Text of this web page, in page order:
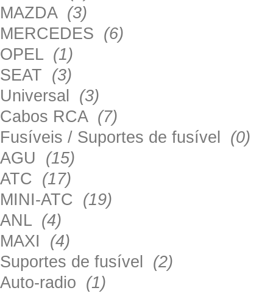
MAZDA (3)
MERCEDES (6)
OPEL (1)
SEAT (3)
Universal (3)
Cabos RCA (7)
Fusíveis / Suportes de fusível (0)
AGU (15)
ATC (17)
MINI-ATC (19)
ANL (4)
MAXI (4)
Suportes de fusível (2)
Auto-radio (1)